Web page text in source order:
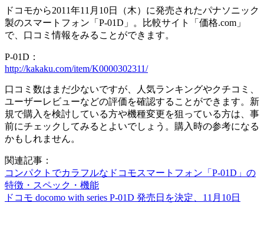
ドコモから2011年11月10日（木）に発売されたパナソニック
製のスマートフォン「P-01D」。比較サイト「価格.com」
で、口コミ情報をみることができます。
P-01D：
http://kakaku.com/item/K0000302311/
口コミ数はまだ少ないですが、人気ランキングやクチコミ、
ユーザーレビューなどの評価を確認することができます。新
規で購入を検討している方や機種変更を狙っている方は、事
前にチェックしてみるとよいでしょう。購入時の参考になる
かもしれません。
関連記事：
コンパクトでカラフルなドコモスマートフォン「P-01D」の
特徴・スペック・機能
ドコモ docomo with series P-01D 発売日を決定、11月10日